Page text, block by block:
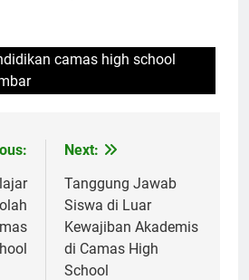
camas high school
Next:
Tanggung Jawab
Siswa di Luar
Kewajiban Akademis
di Camas High
School